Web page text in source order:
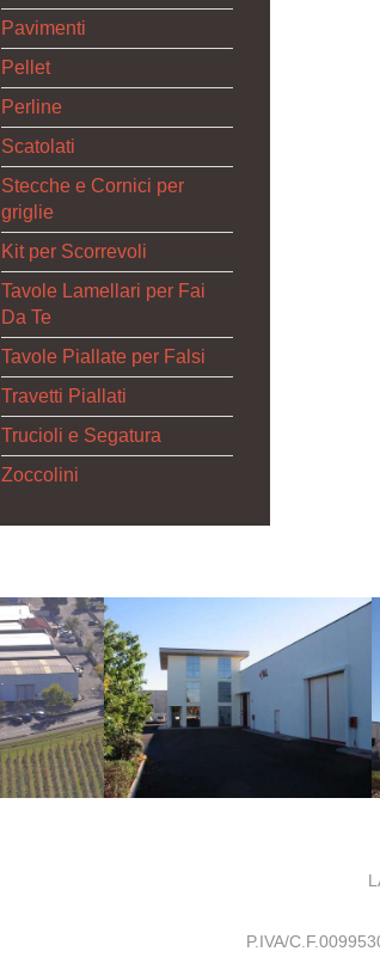
Pavimenti
Pellet
Perline
Scatolati
Stecche e Cornici per
griglie
Kit per Scorrevoli
Tavole Lamellari per Fai
Da Te
Tavole Piallate per Falsi
Travetti Piallati
Trucioli e Segatura
Zoccolini
P.IVA/